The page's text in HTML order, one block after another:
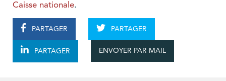
Caisse nationale.
PARTAGER PARTAGER
PARTAGER ENVOYER PAR MAIL